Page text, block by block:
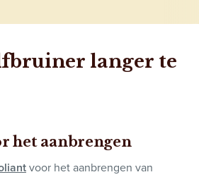
langer te
het aanbrengen
voor het aanbrengen van